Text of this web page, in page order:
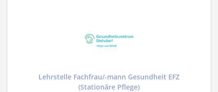
Lehrstelle Fachfrau/-mann Gesundheit EFZ
(Stationäre Pflege)